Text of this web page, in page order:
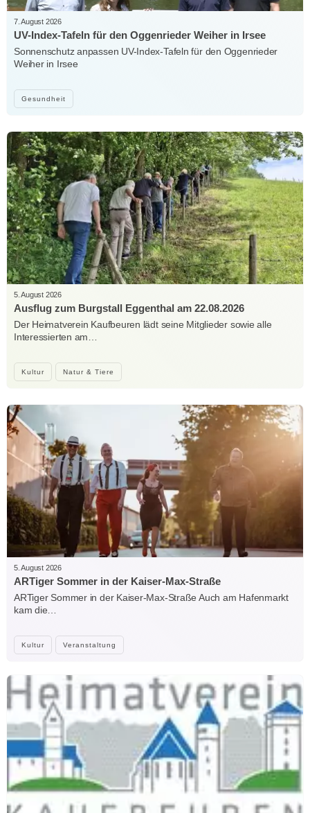
Gesundheit
7. August 2026
UV-Index-Tafeln für den Oggenrieder Weiher in Irsee
Sonnenschutz anpassen UV-Index-Tafeln für den Oggenrieder
Weiher in Irsee
Kultur Natur & Tiere
5. August 2026
Ausflug zum Burgstall Eggenthal am 22.08.2026
Der Heimatverein Kaufbeuren lädt seine Mitglieder sowie alle
Interessierten am…
Kultur Veranstaltung
5. August 2026
ARTiger Sommer in der Kaiser-Max-Straße
ARTiger Sommer in der Kaiser-Max-Straße Auch am Hafenmarkt
kam die…